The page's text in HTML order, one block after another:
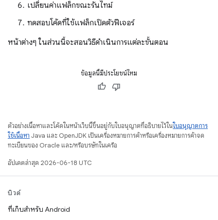
เปลี่ยนค่าแฟล็กขณะรันไทม์
ทดสอบโค้ดที่ใช้แฟล็กเปิดตัวฟีเจอร์
หน้าต่างๆ ในส่วนนี้จะสอนวิธีดำเนินการแต่ละขั้นตอน
ข้อมูลนี้มีประโยชน์ไหม
ตัวอย่างเนื้อหาและโค้ดในหน้าเว็บนี้ขึ้นอยู่กับใบอนุญาตที่อธิบายไว้ในใบอนุญาตการ
ใช้เนื้อหา Java และ OpenJDK เป็นเครื่องหมายการค้าหรือเครื่องหมายการค้าจด
ทะเบียนของ Oracle และ/หรือบริษัทในเครือ
อัปเดตล่าสุด 2026-06-18 UTC
บิวด์
ที่เก็บสำหรับ Android